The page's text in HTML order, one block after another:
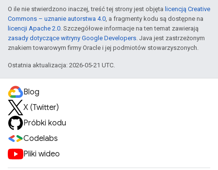
O ile nie stwierdzono inaczej, treść tej strony jest objęta licencją Creative
Commons – uznanie autorstwa 4.0, a fragmenty kodu są dostępne na
licencji Apache 2.0. Szczegółowe informacje na ten temat zawierają
zasady dotyczące witryny Google Developers. Java jest zastrzeżonym
znakiem towarowym firmy Oracle i jej podmiotów stowarzyszonych.
Ostatnia aktualizacja: 2026-05-21 UTC.
Blog
X (Twitter)
Próbki kodu
Codelabs
Pliki wideo